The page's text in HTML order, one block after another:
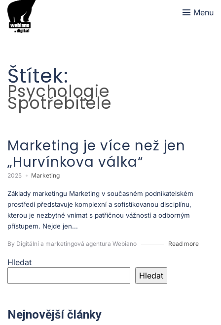
Menu
Štítek:
Psychologie
Spotřebitele
Marketing je více než jen
„Hurvínkova válka“
2025 Marketing
Základy marketingu Marketing v současném podnikatelském
prostředí představuje komplexní a sofistikovanou disciplínu,
kterou je nezbytné vnímat s patřičnou vážností a odborným
přístupem. Nejde jen...
By Digitální a marketingová agentura Webiano Read more
Hledat
Hledat
Nejnovější články